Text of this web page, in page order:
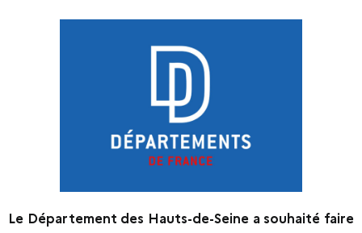
Le Département des Hauts-de-Seine a souhaité faire